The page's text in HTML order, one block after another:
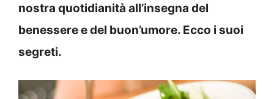
nostra quotidianità all’insegna del
benessere e del buon’umore. Ecco i suoi
segreti.